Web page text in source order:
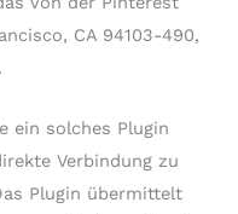
CA 94103-490,
ein solches Plugin
Verbindung zu
Plugin übermittelt